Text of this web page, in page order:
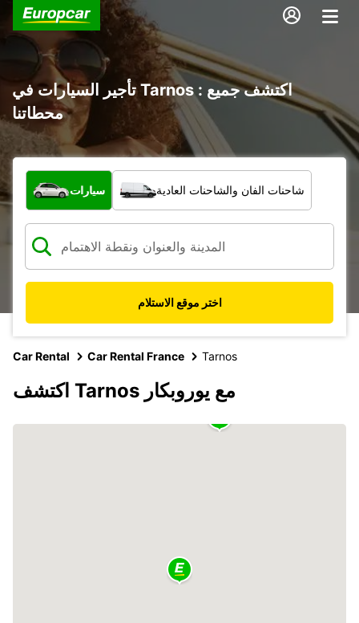
تأجير السيارات في Tarnos : اكتشف جميع
محطاتنا
ما نوع المركبة؟
سيارات شاحنات الفان والشاحنات العادية
اختر موقع الاستلام
Car Rental Car Rental France Tarnos
اكتشف Tarnos مع يوروبكار